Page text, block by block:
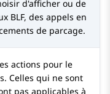
d'afficher ou de
BLF, des appels en
de parcage.
actions pour le
Celles qui ne sont
pas applicables à